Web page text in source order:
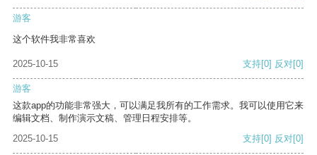
游客
这个软件我非常喜欢
2025-10-15 支持[0] 反对[0]
游客
这款app的功能非常强大，可以满足我所有的工作需求。我可以使用它来
编辑文档、制作演示文稿、管理日程安排等。
2025-10-15
支持[0] 反对[0]